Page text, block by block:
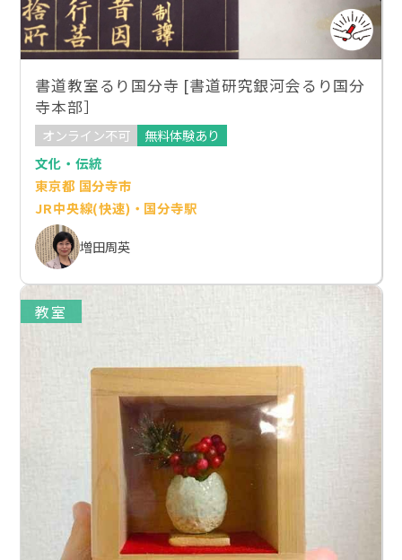
書道教室るり国分寺 [書道研究銀河会るり国分
寺本部］
オンライン不可
無料体験あり
文化・伝統
東京都 国分寺市
JR中央線(快速)・国分寺駅
増田周英
教室